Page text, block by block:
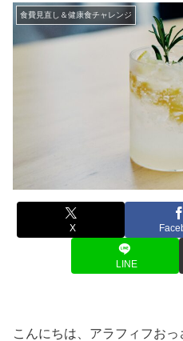
食費見直し＆健康食チャレンジ
X
LINE
こんにちは、アラフィフおっ